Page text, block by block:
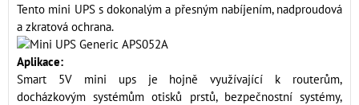
Tento mini UPS s dokonalým a přesným nabíjením, nadproudová
a zkratová ochrana.
Aplikace:
Smart 5V mini ups je hojně využívající k routerům,
docházkovým systémům otisků prstů, bezpečnostní systémy,